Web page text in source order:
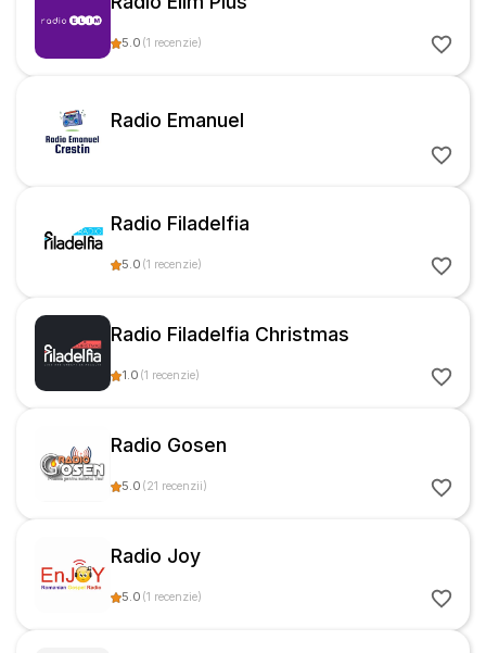
5.0 (1 recenzie)
Radio Emanuel
Radio Filadelfia
5.0 (1 recenzie)
Radio Filadelfia Christmas
1.0 (1 recenzie)
Radio Gosen
5.0 (21 recenzii)
Radio Joy
5.0 (1 recenzie)